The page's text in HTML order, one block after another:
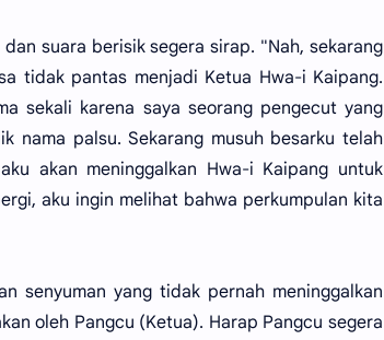
suara berisik segera sirap. "Nah, sekarang
tidak pantas menjadi Ketua Hwa-i Kaipang.
sekali karena saya seorang pengecut yang
nama palsu. Sekarang musuh besarku telah
akan meninggalkan Hwa-i Kaipang untuk
aku ingin melihat bahwa perkumpulan kita
senyuman yang tidak pernah meninggalkan
oleh Pangcu (Ketua). Harap Pangcu segera